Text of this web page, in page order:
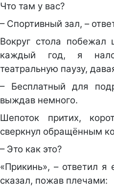
Что там у вас?
– Спортивный зал, –
Вокруг стола побежал
каждый год, я
театральную паузу,
– Бесплатный для
выждав немного.
Шепоток притих,
сверкнул обращённым
– Это как это?
«Прикинь», – ответил
сказал, пожав плечами: